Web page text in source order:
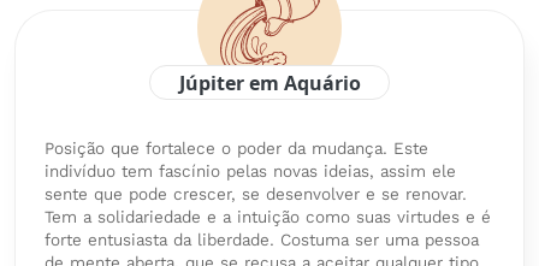
Júpiter em Aquário
Posição que fortalece o poder da mudança. Este
indivíduo tem fascínio pelas novas ideias, assim ele
sente que pode crescer, se desenvolver e se renovar.
Tem a solidariedade e a intuição como suas virtudes e é
forte entusiasta da liberdade. Costuma ser uma pessoa